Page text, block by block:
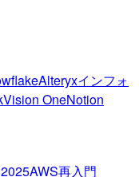
Alteryxインフォ
Vision OneNotion
AWS再入門